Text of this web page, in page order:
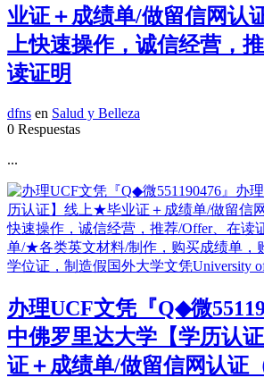
业证＋成绩单/做留信网认
上快速操作，诚信经营，
读证明
dfns en Salud y Belleza
0 Respuestas
...
办理UCF文凭『Q◆微
中佛罗里达大学【学历认
证＋成绩单/做留信网认证